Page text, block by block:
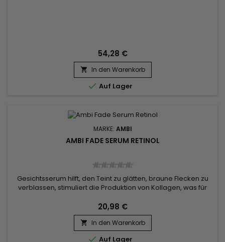
54,28 €
 In den Warenkorb
 Auf Lager
MARKE: AMBI
AMBI FADE SERUM RETINOL
Gesichtsserum hilft, den Teint zu glätten, braune Flecken zu
verblassen, stimuliert die Produktion von Kollagen, was für
sorgt.&nbsp; Angereichert mit Retinol, Niacinamid,
Hyaluronsäure und Ceramiden hilft Ambi Fade Serum Retinol
bei der Bekämpfung von Akne und Hautunreinheiten.&nbsp;
Verhindert...
20,98 €
 In den Warenkorb
 Auf Lager